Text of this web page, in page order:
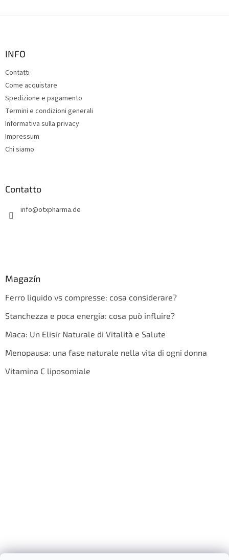
p
n
INFO
Contatti
Come acquistare
Spedizione e pagamento
Termini e condizioni generali
Informativa sulla privacy
Impressum
Chi siamo
Contatto
info@otxpharma.de
Magazín
Ferro liquido vs compresse: cosa considerare?
Stanchezza e poca energia: cosa può influire?
Maca: Un Elisir Naturale di Vitalità e Salute
Menopausa: una fase naturale nella vita di ogni donna
Vitamina C liposomiale